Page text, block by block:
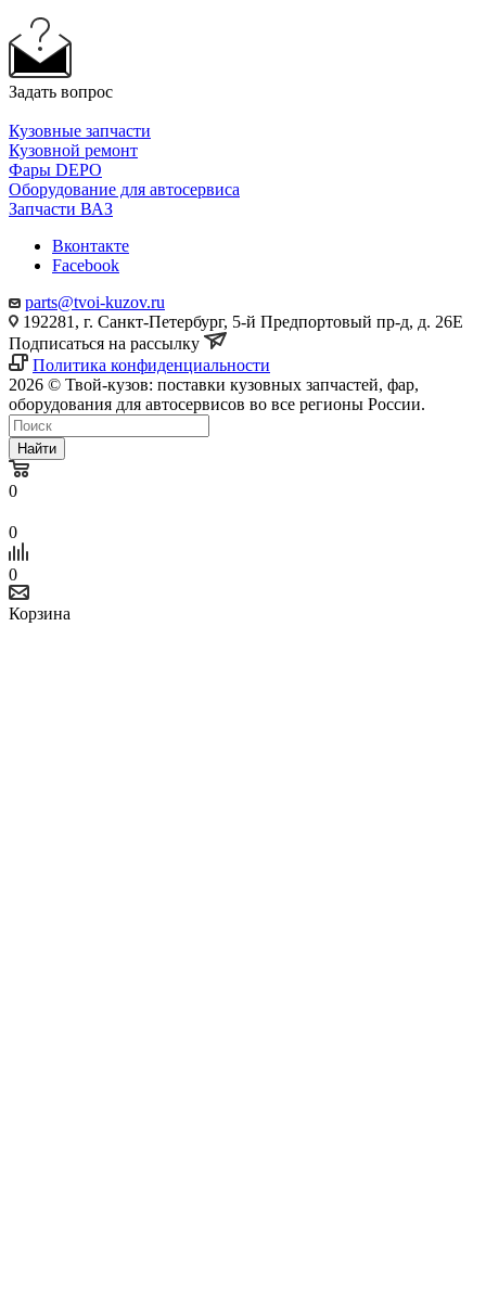
Задать вопрос
Кузовные запчасти
Кузовной ремонт
Фары DEPO
Оборудование для автосервиса
Запчасти ВАЗ
Вконтакте
Facebook
parts@tvoi-kuzov.ru
192281, г. Санкт-Петербург, 5-й Предпортовый пр-д, д. 26Е
Подписаться на рассылку
Политика конфиденциальности
2026 © Твой-кузов: поставки кузовных запчастей, фар,
оборудования для автосервисов во все регионы России.
Найти
0
0
0
Корзина